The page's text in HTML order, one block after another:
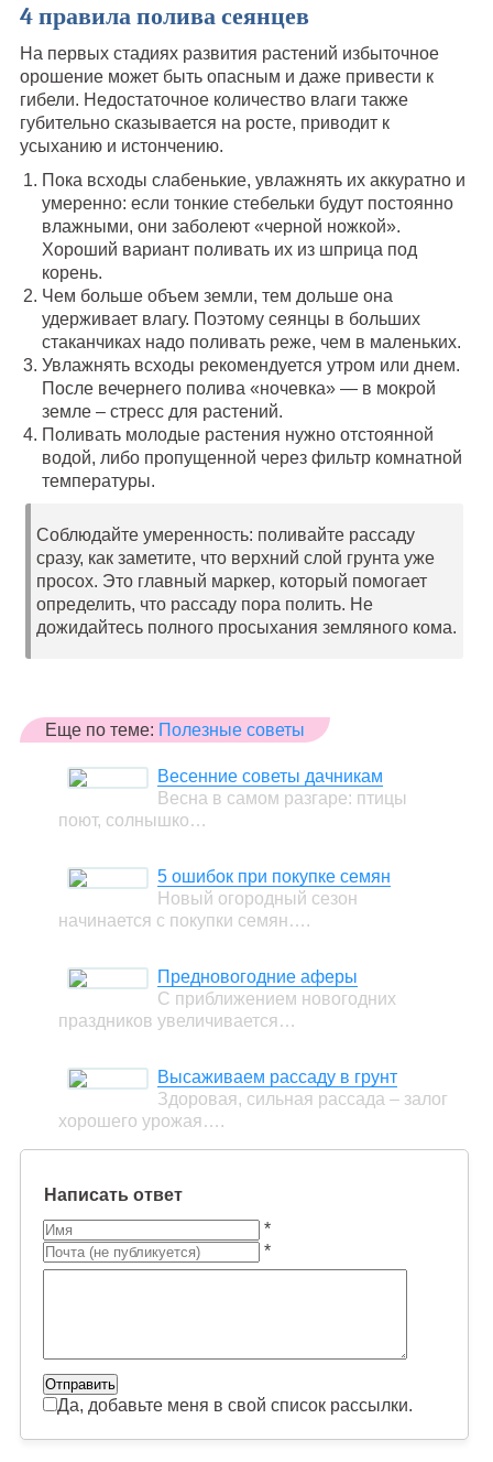
4 правила полива сеянцев
На первых стадиях развития растений избыточное
орошение может быть опасным и даже привести к
гибели. Недостаточное количество влаги также
губительно сказывается на росте, приводит к
усыханию и истончению.
Пока всходы слабенькие, увлажнять их аккуратно и
умеренно: если тонкие стебельки будут постоянно
влажными, они заболеют «черной ножкой».
Хороший вариант поливать их из шприца под
корень.
Чем больше объем земли, тем дольше она
удерживает влагу. Поэтому сеянцы в больших
стаканчиках надо поливать реже, чем в маленьких.
Увлажнять всходы рекомендуется утром или днем.
После вечернего полива «ночевка» — в мокрой
земле – стресс для растений.
Поливать молодые растения нужно отстоянной
водой, либо пропущенной через фильтр комнатной
температуры.
Соблюдайте умеренность: поливайте рассаду
сразу, как заметите, что верхний слой грунта уже
просох. Это главный маркер, который помогает
определить, что рассаду пора полить. Не
дожидайтесь полного просыхания земляного кома.
Еще по теме: Полезные советы
Весенние советы дачникам
Весна в самом разгаре: птицы
поют, солнышко…
5 ошибок при покупке семян
Новый огородный сезон
начинается с покупки семян….
Предновогодние аферы
С приближением новогодних
праздников увеличивается…
Высаживаем рассаду в грунт
Здоровая, сильная рассада – залог
хорошего урожая….
Написать ответ
*
*
Да, добавьте меня в свой список рассылки.